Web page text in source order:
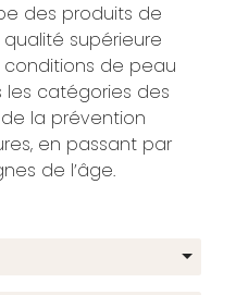
des produits de
supérieure
de peau
catégories des
la prévention
en passant par
de l’âge.